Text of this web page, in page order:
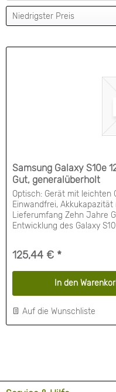
Samsung Galaxy S10e
Gut, generalüberholt
Optisch: Gerät mit leichten
Einwandfrei, Akkukapazität
Lieferumfang Zehn Jahre
Entwicklung des Galaxy
Galaxy Smartphone zuvor.
125,44 € *
In den
Auf die Wunschliste